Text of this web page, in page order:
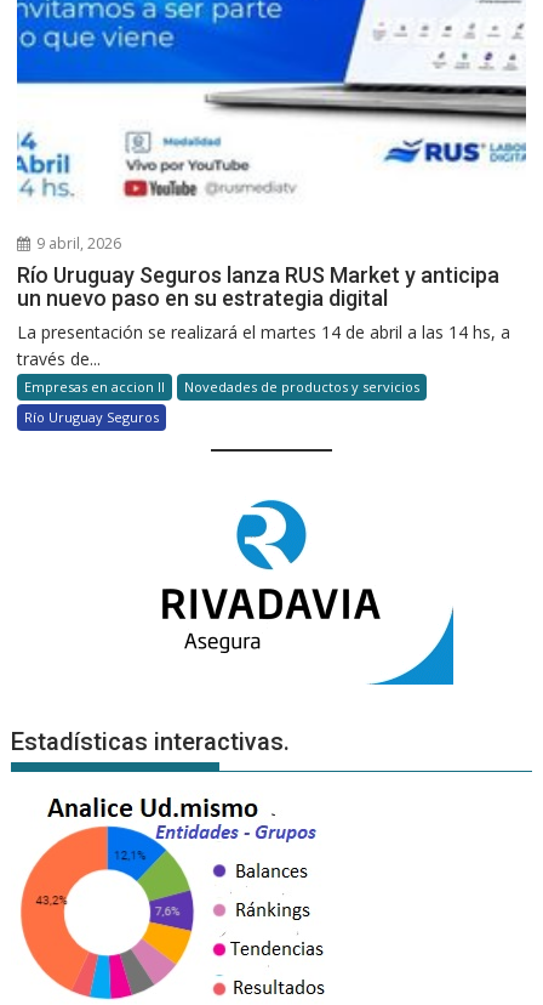
9 abril, 2026
Río Uruguay Seguros lanza RUS Market y anticipa
un nuevo paso en su estrategia digital
La presentación se realizará el martes 14 de abril a las 14 hs, a
través de...
Empresas en accion II
Novedades de productos y servicios
Río Uruguay Seguros
Estadísticas interactivas.